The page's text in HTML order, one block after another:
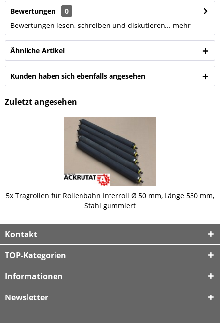
Bewertungen
0
Bewertungen lesen, schreiben und diskutieren... mehr
Ähnliche Artikel
Kunden haben sich ebenfalls angesehen
Zuletzt angesehen
5x Tragrollen für Rollenbahn Interroll Ø 50 mm, Länge 530 mm,
Stahl gummiert
Kontakt
TOP-Kategorien
Informationen
Newsletter